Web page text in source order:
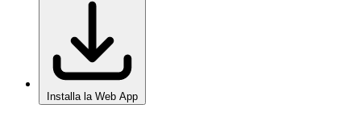
Installa la Web App